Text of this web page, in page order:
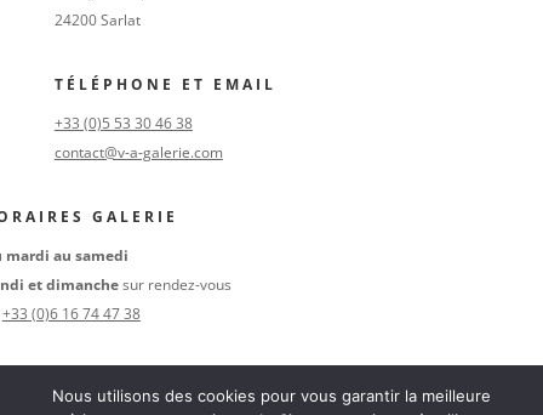
24200 Sarlat
TÉLÉPHONE ET EMAIL
+33 (0)5 53 30 46 38
contact@v-a-galerie.com
GALERIE
mardi au samedi
et dimanchesur rendez-vous
+33 (0)6 16 74 47 38
Nous utilisons des cookies pour vous garantir la meilleure